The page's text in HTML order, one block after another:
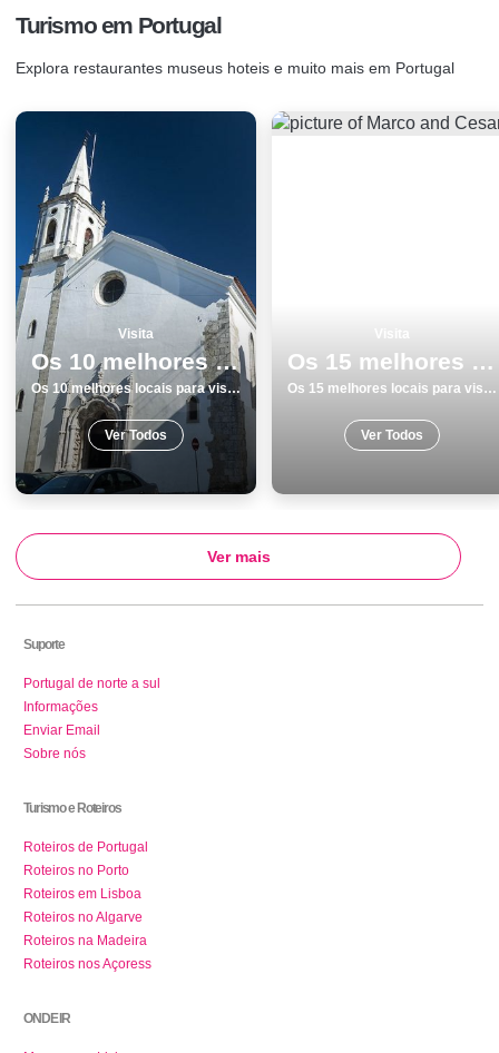
Turismo em Portugal
Explora restaurantes museus hoteis e muito mais em Portugal
Visita
Os 10 melhores locais para visitar em SantarÃ©m
Os 10 melhores locais para visitar em SantarÃ©m
Ver Todos
Os 15 melhores locais para visitar em Beja
Os 15 melhores locais para visitar em Beja
Ver Todos
Ver mais
Suporte
Portugal de norte a sul
Informações
Enviar Email
Sobre nós
Turismo e Roteiros
Roteiros de Portugal
Roteiros no Porto
Roteiros em Lisboa
Roteiros no Algarve
Roteiros na Madeira
Roteiros nos Açoress
ONDE IR